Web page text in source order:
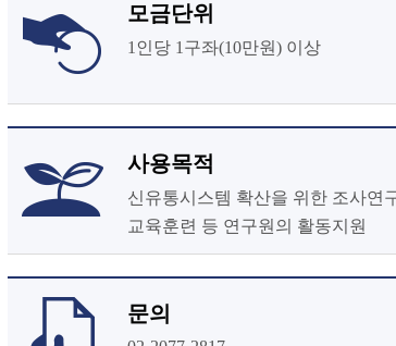
모금단위
1인당 1구좌(10만원) 이상
사용목적
신유통시스템 확산을 위한 조사연
교육훈련 등 연구원의 활동지원
문의